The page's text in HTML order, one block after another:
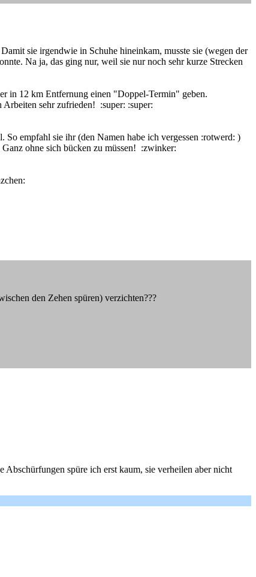
sie irgendwie in Schuhe hineinkam, musste sie (wegen der
Na ja, das ging nur, weil sie nur noch sehr kurze Strecken
in 12 km Entfernung einen "Doppel-Termin" geben.
sehr zufrieden! :super: :super:
empfahl sie ihr (den Namen habe ich vergessen :rotwerd: )
ohne sich bücken zu müssen! :zwinker:
den Zehen spüren) verzichten???
spüre ich erst kaum, sie verheilen aber nicht